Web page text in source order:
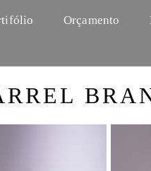
Orçamento